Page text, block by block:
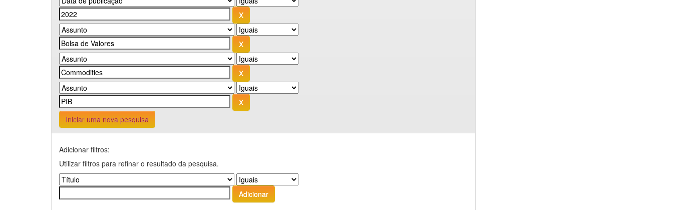
Iniciar uma nova pesquisa
Adicionar filtros:
Utilizar filtros para refinar o resultado da pesquisa.